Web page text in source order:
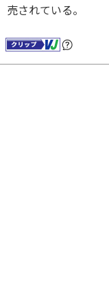
売されている。